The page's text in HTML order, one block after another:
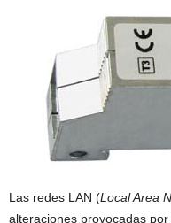
Las redes LAN (Local Area
alteraciones provocadas